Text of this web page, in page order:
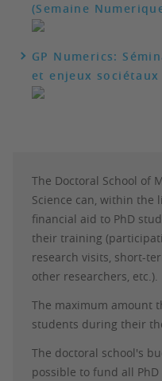
(Semaine
GP Numerics:
et enjeux
The Doctoral School of
Science can, within the
financial aid to PhD
their training
research visits, short-
other researchers, etc.).
The maximum amount
students during their
The doctoral school's
possible to fund all